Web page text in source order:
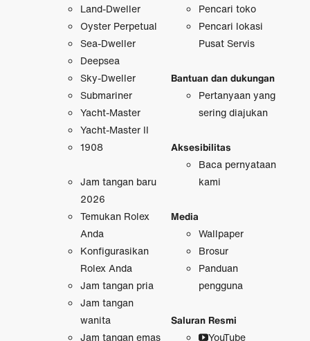
Land-Dweller
Oyster Perpetual
Sea-Dweller
Deepsea
Sky-Dweller
Submariner
Yacht-Master
Yacht-Master II
1908
Jam tangan baru
2026
Temukan Rolex
Anda
Konfigurasikan
Rolex Anda
Jam tangan pria
Jam tangan
wanita
Jam tangan emas
Pencari toko
Pencari lokasi
Pusat Servis
Bantuan dan dukungan
Pertanyaan yang
sering diajukan
Aksesibilitas
Baca pernyataan
kami
Media
Wallpaper
Brosur
Panduan
pengguna
Saluran Resmi
YouTube